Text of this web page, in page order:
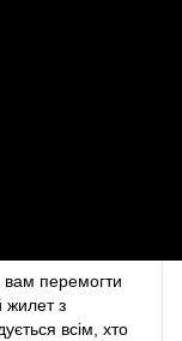
вам перемогти
жилет з
всім, хто